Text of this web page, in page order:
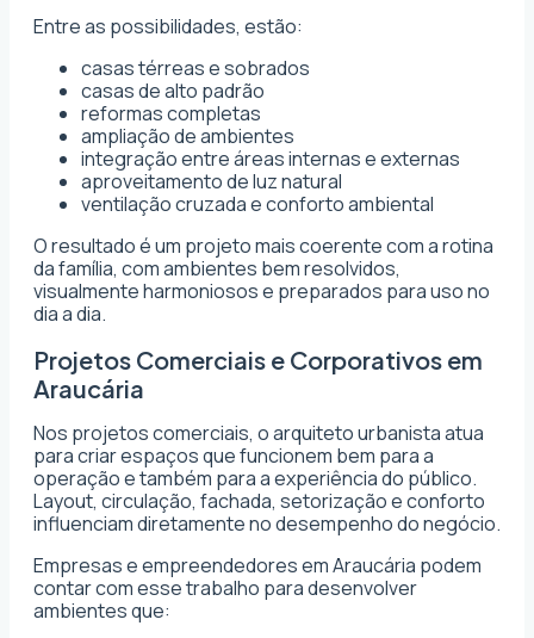
Entre as possibilidades, estão:
casas térreas e sobrados
casas de alto padrão
reformas completas
ampliação de ambientes
integração entre áreas internas e externas
aproveitamento de luz natural
ventilação cruzada e conforto ambiental
O resultado é um projeto mais coerente com a rotina
da família, com ambientes bem resolvidos,
visualmente harmoniosos e preparados para uso no
dia a dia.
Projetos Comerciais e Corporativos em
Araucária
Nos projetos comerciais, o arquiteto urbanista atua
para criar espaços que funcionem bem para a
operação e também para a experiência do público.
Layout, circulação, fachada, setorização e conforto
influenciam diretamente no desempenho do negócio.
Empresas e empreendedores em Araucária podem
contar com esse trabalho para desenvolver
ambientes que: